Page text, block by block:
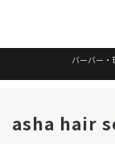
バーバー・
asha hair